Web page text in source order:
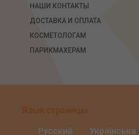
НАШИ КОНТАКТЫ
ДОСТАВКА И ОПЛАТА
КОСМЕТОЛОГАМ
ПАРИКМАХЕРАМ
Язык страницы
Русский Українська